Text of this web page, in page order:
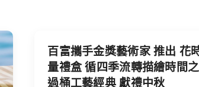
百富攜手金獎藝術家 推出 花
量禮盒 循四季流轉描繪時間
過桶工藝經典 獻禮中秋